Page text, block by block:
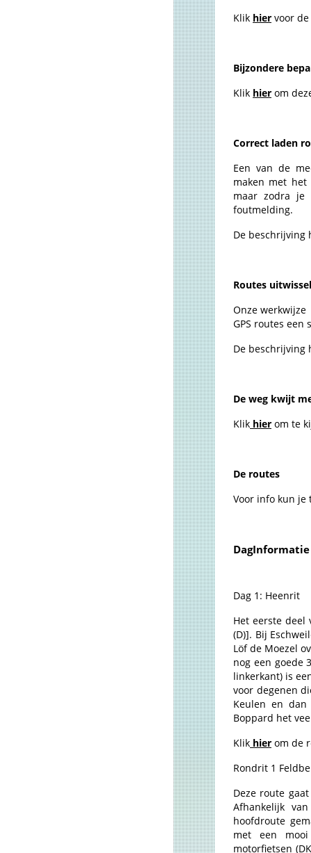
Klik hier voor
Bijzondere
Klik hier om
Correct laden
Een van de
maken met
maar zodra je
foutmelding.
De beschrijving
Routes
Onze
GPS routes een
De beschrijving
De weg kwijt
Klik hier om te
De routes
Voor info kun je
DagInformatie
Dag 1: Heenrit
Het eerste deel
(D)]. Bij
Löf de Moezel
nog een goede
linkerkant) is
voor degenen
Keulen en
Boppard het
Klik hier om de
Rondrit 1
Deze route
Afhankelijk
hoofdroute
met een
motorfietsen